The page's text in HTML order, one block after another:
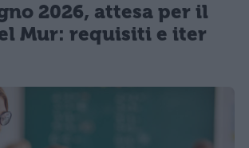
2026, attesa per il
Mur: requisiti e iter